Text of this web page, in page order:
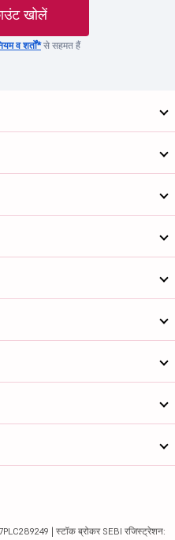
खोलें
व शर्तों*से सहमत हैं
| स्टॉक ब्रोकर SEBI रजिस्ट्रेशन: